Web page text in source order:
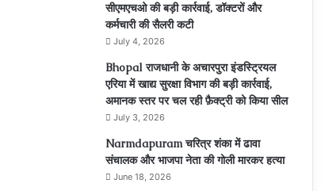
सीएमएचओ की बड़ी कार्रवाई, डॉक्टरों और
कर्मचारी की सैलरी कटी
July 4, 2026
Bhopal राजधानी के अचारपुरा इंडस्ट्रियल
एरिया में खाद्य सुरक्षा विभाग की बड़ी कार्रवाई,
अमानक स्तर पर चल रही फ़ैक्ट्री को किया सील
July 3, 2026
Narmdapuram चरित्र शंका में ढावा
संचालक और भाजपा नेता की गोली मारकर हत्या
June 18, 2026